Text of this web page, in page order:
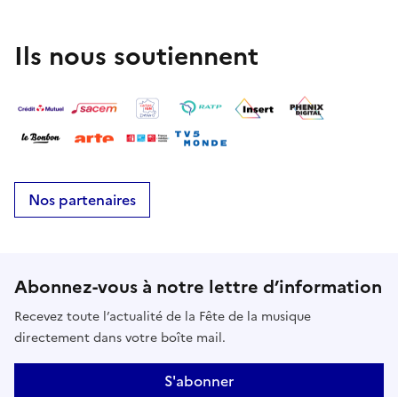
Ils nous soutiennent
Nos partenaires
Abonnez-vous à notre lettre d’information
Recevez toute l’actualité de la Fête de la musique
directement dans votre boîte mail.
S'abonner